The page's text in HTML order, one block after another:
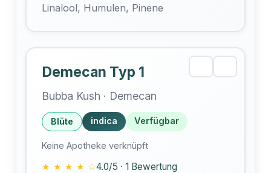
Linalool, Humulen, Pinene
Demecan Typ 1
Bubba Kush · Demecan
Blüte indica Verfügbar
Keine Apotheke verknüpft
★ ★ ★ ★ ☆4.0/5 · 1 Bewertung